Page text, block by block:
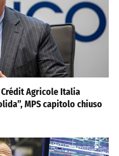
Crédit Agricole Italia
MPS capitolo chiuso